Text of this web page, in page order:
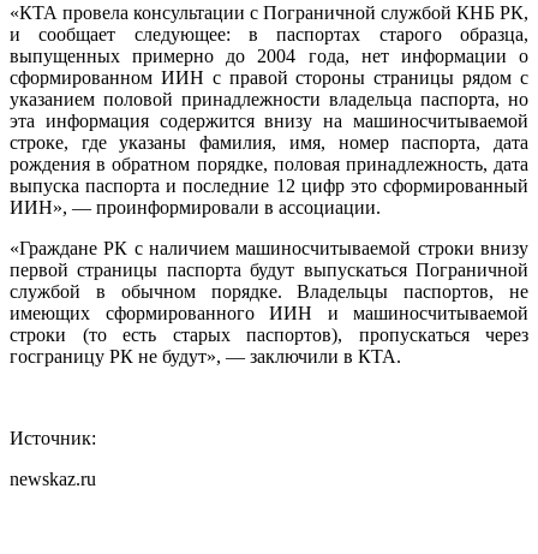
«КТА провела консультации с Пограничной службой КНБ РК,
и сообщает следующее: в паспортах старого образца,
выпущенных примерно до 2004 года, нет информации о
сформированном ИИН с правой стороны страницы рядом с
указанием половой принадлежности владельца паспорта, но
эта информация содержится внизу на машиносчитываемой
строке, где указаны фамилия, имя, номер паспорта, дата
рождения в обратном порядке, половая принадлежность, дата
выпуска паспорта и последние 12 цифр это сформированный
ИИН», — проинформировали в ассоциации.
«Граждане РК с наличием машиносчитываемой строки внизу
первой страницы паспорта будут выпускаться Пограничной
службой в обычном порядке. Владельцы паспортов, не
имеющих сформированного ИИН и машиносчитываемой
строки (то есть старых паспортов), пропускаться через
госграницу РК не будут», — заключили в КТА.
Источник:
newskaz.ru